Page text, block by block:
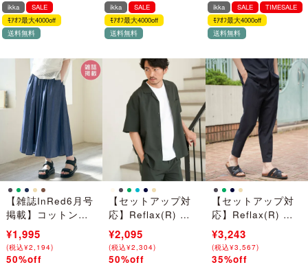
ikka
SALE
ﾓｱｵﾌ最大4000off
送料無料
【雑誌InRed6月号
掲載】コットンボ
リュームペチ付き
スカーチョ【親子
コーデ】
¥3,990
(税込¥4,389)
→
¥1,995
(税込¥2,194)
50%off
ikka
SALE
ﾓｱｵﾌ最大4000off
送料無料
【セットアップ対
応】Reflax(R) リ
ラックスオープン
カラーシャツ
¥4,190
(税込¥4,609)
→
¥2,095
(税込¥2,304)
50%off
ikka SALE
TIMESALE
ﾓｱｵﾌ最大4000off
送料無料
【セットアップ対
応】Reflax(R) リ
ラックスイージー
アンクルパンツ
¥4,990
(税込¥5,489)
→
¥3,243
(税込¥3,567)
35%off